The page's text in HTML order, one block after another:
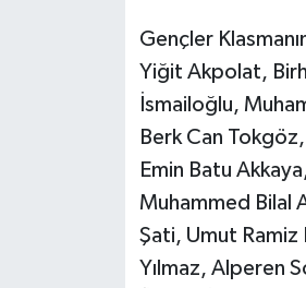
Gençler
Yiğit Akpolat,
İsmailoğlu,
Berk Can
Emin Batu
Muhammed Bilal
Şati, Umut
Yılmaz, Alperen